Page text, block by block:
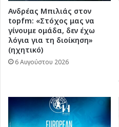
Ανδρέας Μπιλιάς στον
topfm: «Στόχος μας να
γίνουμε ομάδα, δεν έχω
λόγια για τη διοίκηση»
(ηχητικό)
6 Αυγούστου 2026